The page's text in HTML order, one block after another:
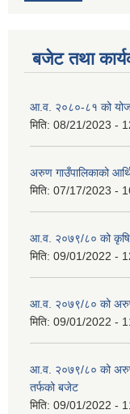
बजेट तथा
आ.व. २०८०-८१ को
मिति: 08/21/2023 -
अरुण गाउँपालिकाको
मिति: 07/17/2023 -
आ.व. २०७९/८० को कृषि
मिति: 09/01/2022 -
आ.व. २०७९/८० को अरुण
मिति: 09/01/2022 -
आ.व. २०७९/८० को अरुण
तर्फको बजेट
मिति: 09/01/2022 -